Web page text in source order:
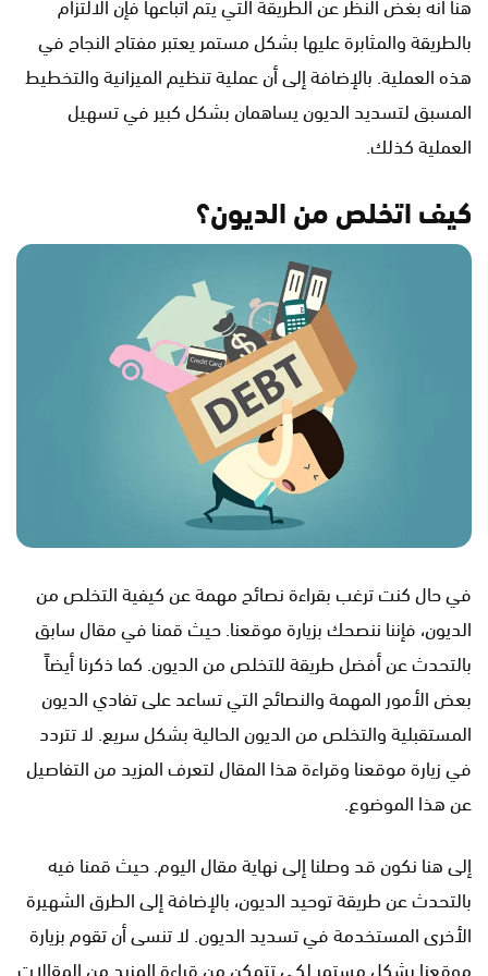
بالطريقة والمثابرة عليها بشكل مستمر يعتبر مفتاح النجاح في
هذه العملية. بالإضافة إلى أن عملية تنظيم الميزانية والتخطيط
المسبق لتسديد الديون يساهمان بشكل كبير في تسهيل
العملية كذلك.
كيف اتخلص من الديون؟
في حال كنت ترغب بقراءة نصائح مهمة عن كيفية التخلص من
الديون، فإننا ننصحك بزيارة موقعنا. حيث قمنا في مقال سابق
بالتحدث عن أفضل طريقة للتخلص من الديون. كما ذكرنا أيضاً
بعض الأمور المهمة والنصائح التي تساعد على تفادي الديون
المستقبلية والتخلص من الديون الحالية بشكل سريع. لا تتردد
في زيارة موقعنا وقراءة هذا المقال لتعرف المزيد من التفاصيل
عن هذا الموضوع.
إلى هنا نكون قد وصلنا إلى نهاية مقال اليوم. حيث قمنا فيه
بالتحدث عن طريقة توحيد الديون، بالإضافة إلى الطرق الشهيرة
الأخرى المستخدمة في تسديد الديون. لا تنسى أن تقوم بزيارة
موقعنا بشكل مستمر لكي تتمكن من قراءة المزيد من المقالات